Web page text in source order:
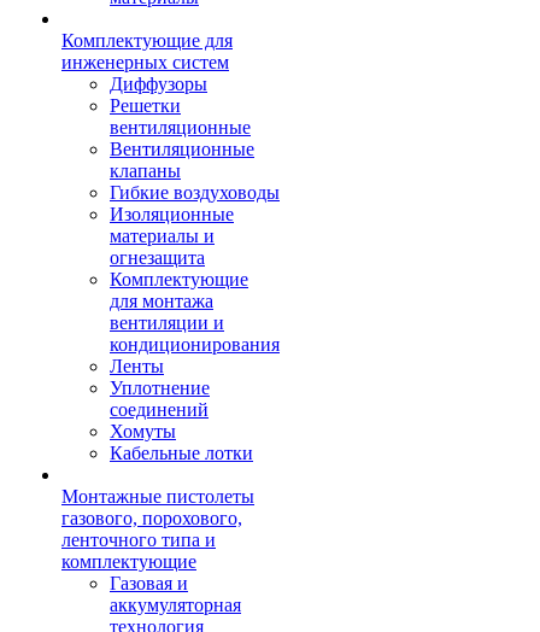
Комплектующие для
инженерных систем
Диффузоры
Решетки
вентиляционные
Вентиляционные
клапаны
Гибкие воздуховоды
Изоляционные
материалы и
огнезащита
Комплектующие
для монтажа
вентиляции и
кондиционирования
Ленты
Уплотнение
соединений
Хомуты
Кабельные лотки
Монтажные пистолеты
газового, порохового,
ленточного типа и
комплектующие
Газовая и
аккумуляторная
технология